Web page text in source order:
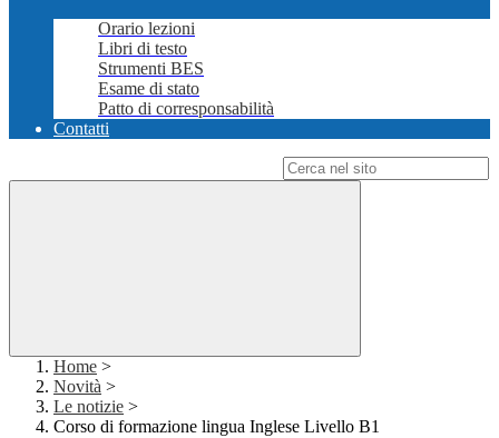
Orario lezioni
Libri di testo
Strumenti BES
Esame di stato
Patto di corresponsabilità
Contatti
Home >
Novità >
Le notizie >
Corso di formazione lingua Inglese Livello B1